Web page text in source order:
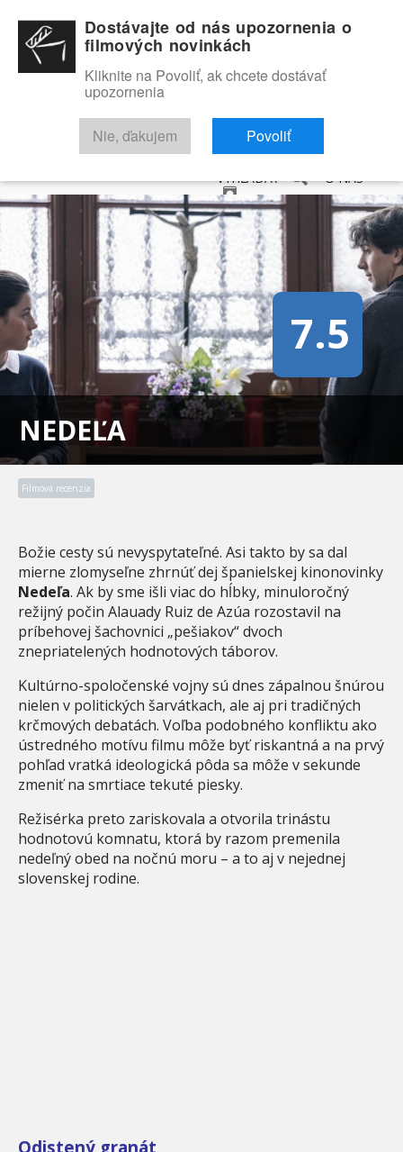
RECENZIE TRAILERY FILMOVÁ DATABÁZA
VYHĽADAŤ O NÁS
NEDEĽA
7.5
Filmová recenzia
Božie cesty sú nevyspytateľné. Asi takto by sa dal
mierne zlomyseľne zhrnúť dej španielskej kinonovinky
Nedeľa. Ak by sme išli viac do hĺbky, minuloročný
režijný počin Alauady Ruiz de Azúa rozostavil na
príbehovej šachovnici „pešiakov“ dvoch
znepriatelených hodnotových táborov.
Kultúrno-spoločenské vojny sú dnes zápalnou šnúrou
nielen v politických šarvátkach, ale aj pri tradičných
krčmových debatách. Voľba podobného konfliktu ako
ústredného motívu filmu môže byť riskantná a na prvý
pohľad vratká ideologická pôda sa môže v sekunde
zmeniť na smrtiace tekuté piesky.
Režisérka preto zariskovala a otvorila trinástu
hodnotovú komnatu, ktorá by razom premenila
nedeľný obed na nočnú moru – a to aj v nejednej
slovenskej rodine.
Odistený granát
Dostávajte od nás upozornenia o
filmových novinkách
Kliknite na Povoliť, ak chcete dostávať
upozornenia
Nie, ďakujem Povoliť